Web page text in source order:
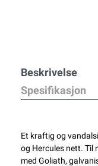
Beskrivelse
Spesifikasjon
Et kraftig og
og Hercules nett.
med Goliath,